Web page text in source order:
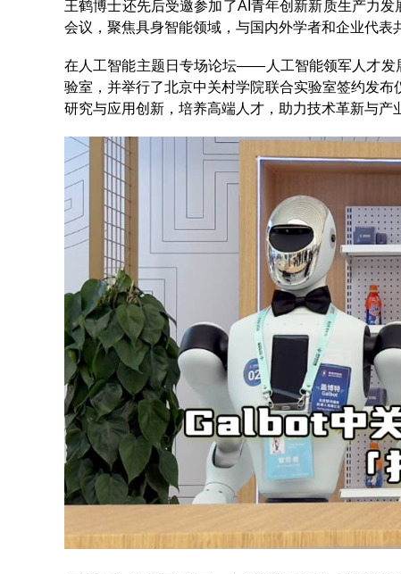
王鹤博士还先后受邀参加了AI青年创新新质生产力
会议，聚焦具身智能领域，与国内外学者和企业代表
在人工智能主题日专场论坛——人工智能领军人才发
验室，并举行了北京中关村学院联合实验室签约发布
研究与应用创新，培养高端人才，助力技术革新与产